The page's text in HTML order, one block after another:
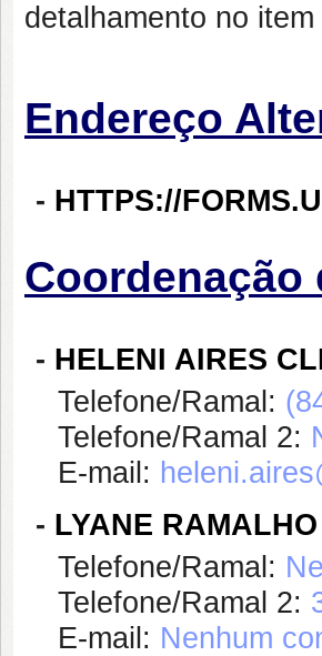
detalhamento no
Endereço
- HTTPS://
Coordenação
- HELENI AIRES
Telefone/Ramal:
Telefone/Ramal 2:
E-mail:
- LYANE
Telefone/Ramal:
Telefone/Ramal 2:
E-mail: Nenhum